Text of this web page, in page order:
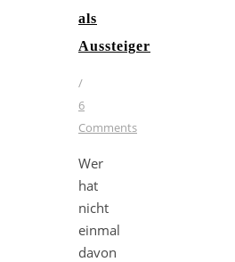
als
Aussteiger
/
6
Comments
Wer
hat
nicht
einmal
davon